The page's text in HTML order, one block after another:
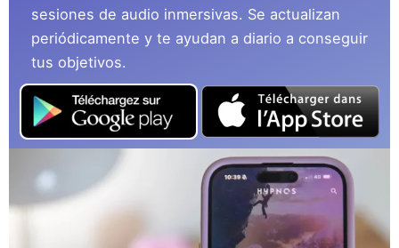
sesiones de audio inmersivas. Se actualizan
periódicamente y te ayudan a diario a conseguir
tus objetivos.